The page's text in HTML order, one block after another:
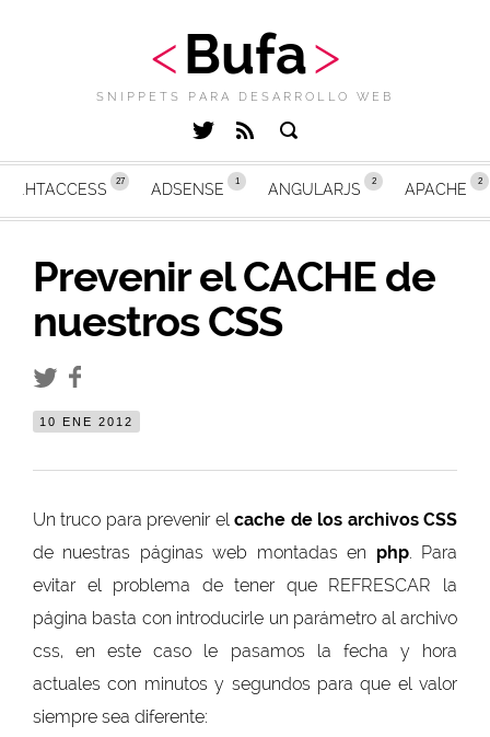
Bufa
SNIPPETS PARA DESARROLLO WEB
.HTACCESS ADSENSE ANGULARJS APACHE
Prevenir el CACHE de
nuestros CSS
10 ENE 2012
Un truco para prevenir elcache de los archivos CSS
de nuestras páginas web montadas en php. Para
evitar el problema de tener que REFRESCAR la
página basta con introducirle un parámetro al archivo
css, en este caso le pasamos la fecha y hora
actuales con minutos y segundos para que el valor
siempre sea diferente: